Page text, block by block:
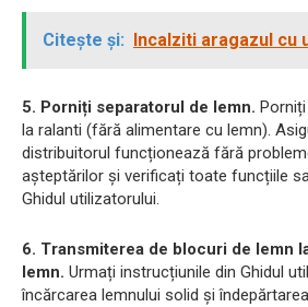
Citește și: Incalziti aragazul cu
5. Porniți separatorul de lemn.
la ralanti (fără alimentare cu lemn).
distribuitorul funcționează fără
așteptărilor și verificați toate funcțiile
Ghidul utilizatorului.
6. Transmiterea de blocuri de lemn
lemn. Urmați instrucțiunile din Ghidul
încărcarea lemnului solid și